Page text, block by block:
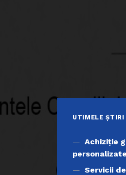
UTIMELE ȘTIRI
Achiziţie
personalizate
Servicii